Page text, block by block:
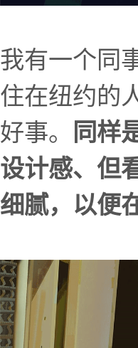
我有一个同
住在纽约的
好事。
同样
设计感、但
细腻，以便